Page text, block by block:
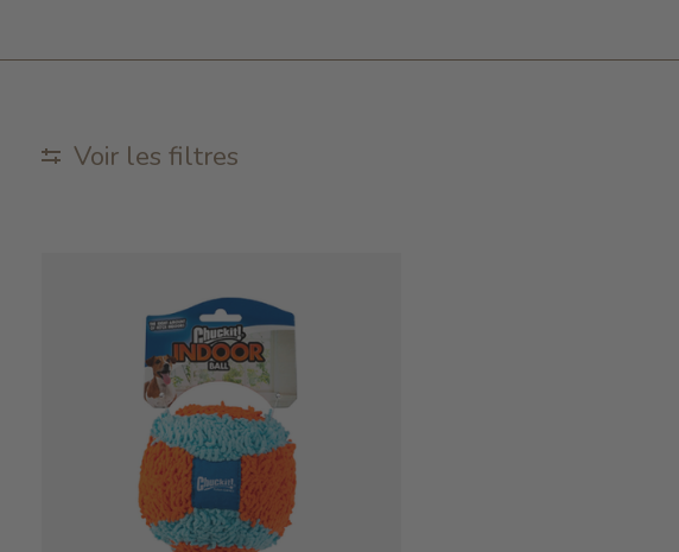
Voir les filtres